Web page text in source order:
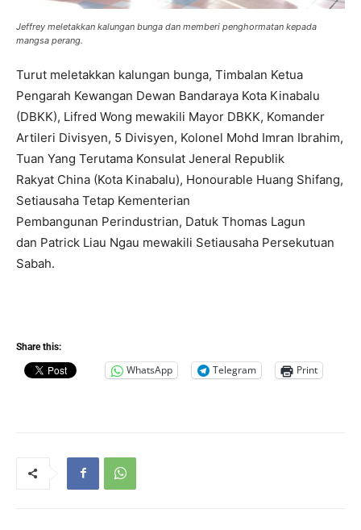
Jeffrey meletakkan kalungan bunga dan memberi penghormatan kepada
mangsa perang.
Turut meletakkan kalungan bunga, Timbalan Ketua
Pengarah Kewangan Dewan Bandaraya Kota Kinabalu
(DBKK), Lifred Wong mewakili Mayor DBKK, Komander
Artileri Divisyen, 5 Divisyen, Kolonel Mohd Imran Ibrahim,
Tuan Yang Terutama Konsulat Jeneral Republik
Rakyat China (Kota Kinabalu), Honourable Huang Shifang,
Setiausaha Tetap Kementerian
Pembangunan Perindustrian, Datuk Thomas Lagun
dan Patrick Liau Ngau mewakili Setiausaha Persekutuan
Sabah.
Share this:
WhatsApp Telegram Print